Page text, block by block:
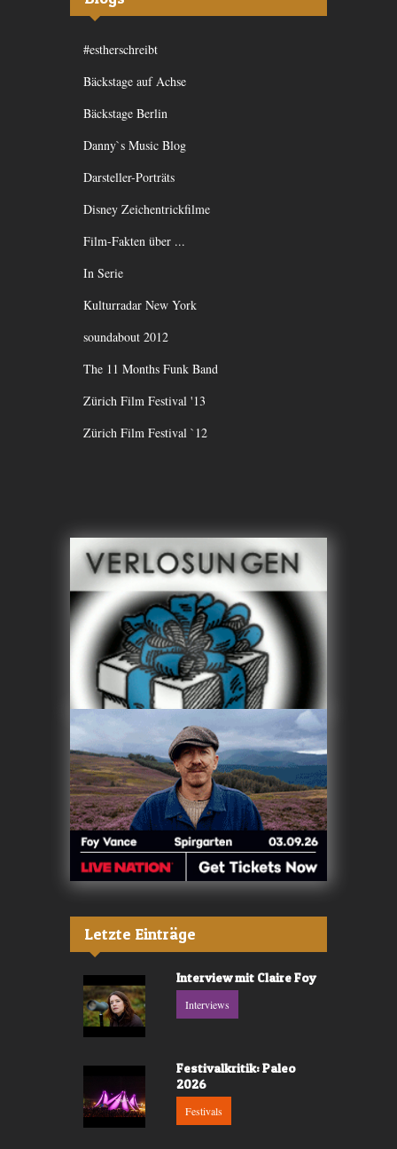
#estherschreibt
Bäckstage auf Achse
Bäckstage Berlin
Danny`s Music Blog
Darsteller-Porträts
Disney Zeichentrickfilme
Film-Fakten über ...
In Serie
Kulturradar New York
soundabout 2012
The 11 Months Funk Band
Zürich Film Festival '13
Zürich Film Festival `12
Letzte Einträge
Interview mit Claire Foy
Interviews
Festivalkritik: Paleo
2026
Festivals